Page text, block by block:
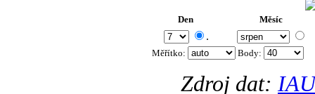
Den Měsíc
.
Měřítko: Body:
Zdroj dat: